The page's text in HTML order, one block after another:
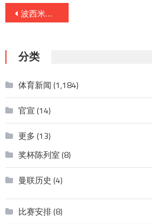
文
导
航
波西米亚德比特色：解密篮球场上的自由灵魂
分类
体育新闻 (1,184)
官宣 (14)
更多 (13)
奖杯陈列室 (8)
曼联历史 (4)
比赛安排(8)